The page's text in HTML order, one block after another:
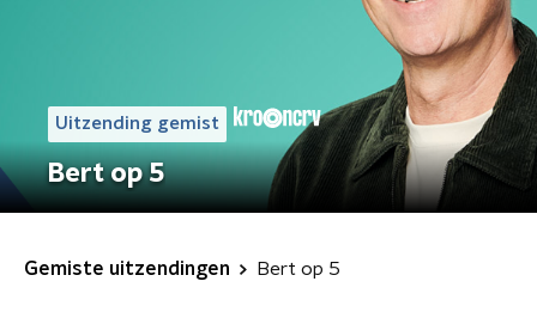
Uitzending gemist
Bert op 5
Gemiste uitzendingen Bert op 5